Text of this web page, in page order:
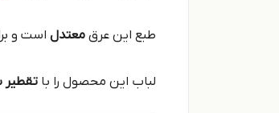
طبع این عرق معتدل است و
لباب این محصول را با